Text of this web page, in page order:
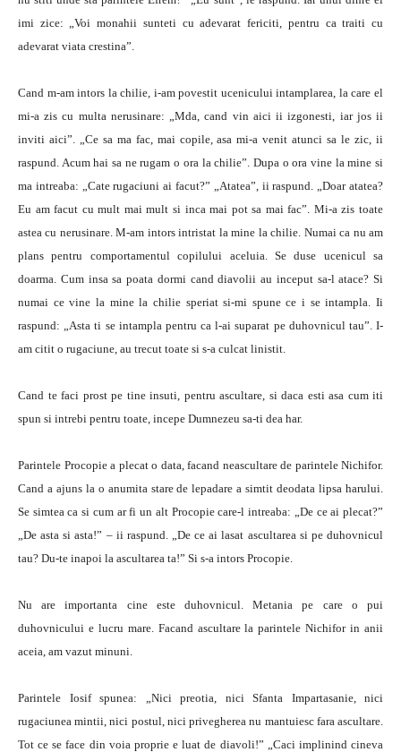
imi zice: „Voi monahii sunteti cu adevarat fericiti, pentru ca traiti cu
adevarat viata crestina”.
Cand m-am intors la chilie, i-am povestit ucenicului intamplarea, la care el
mi-a zis cu multa nerusinare: „Mda, cand vin aici ii izgonesti, iar jos ii
inviti aici”. „Ce sa ma fac, mai copile, asa mi-a venit atunci sa le zic, ii
raspund. Acum hai sa ne rugam o ora la chilie”. Dupa o ora vine la mine si
ma intreaba: „Cate rugaciuni ai facut?” „Atatea”, ii raspund. „Doar atatea?
Eu am facut cu mult mai mult si inca mai pot sa mai fac”. Mi-a zis toate
astea cu nerusinare. M-am intors intristat la mine la chilie. Numai ca nu am
plans pentru comportamentul copilului aceluia. Se duse ucenicul sa
doarma. Cum insa sa poata dormi cand diavolii au inceput sa-l atace? Si
numai ce vine la mine la chilie speriat si-mi spune ce i se intampla. Ii
raspund: „Asta ti se intampla pentru ca l-ai suparat pe duhovnicul tau”. I-
am citit o rugaciune, au trecut toate si s-a culcat linistit.
Cand te faci prost pe tine insuti, pentru ascultare, si daca esti asa cum iti
spun si intrebi pentru toate, incepe Dumnezeu sa-ti dea har.
Parintele Procopie a plecat o data, facand neascultare de parintele Nichifor.
Cand a ajuns la o anumita stare de lepadare a simtit deodata lipsa harului.
Se simtea ca si cum ar fi un alt Procopie care-l intreaba: „De ce ai plecat?”
„De asta si asta!” – ii raspund. „De ce ai lasat ascultarea si pe duhovnicul
tau? Du-te inapoi la ascultarea ta!” Si s-a intors Procopie.
Nu are importanta cine este duhovnicul. Metania pe care o pui
duhovnicului e lucru mare. Facand ascultare la parintele Nichifor in anii
aceia, am vazut minuni.
Parintele Iosif spunea: „Nici preotia, nici Sfanta Impartasanie, nici
rugaciunea mintii, nici postul, nici privegherea nu mantuiesc fara ascultare.
Tot ce se face din voia proprie e luat de diavoli!” „Caci implinind cineva